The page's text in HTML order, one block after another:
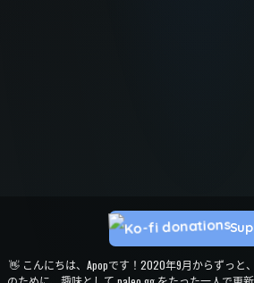
👋 こんにちは、Apopです！2020年9月からずっと